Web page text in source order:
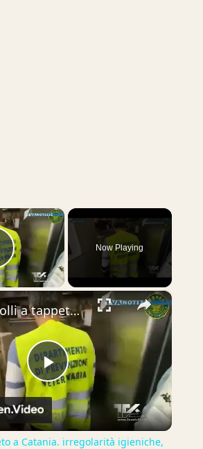
×
Video
Now Playing
×
Play
Video
Controlli a tappeto a Catania. irregolarità igieniche, alimenti non tracciati e abusi edilizi riscon
a Catania. irregolarità igieniche,